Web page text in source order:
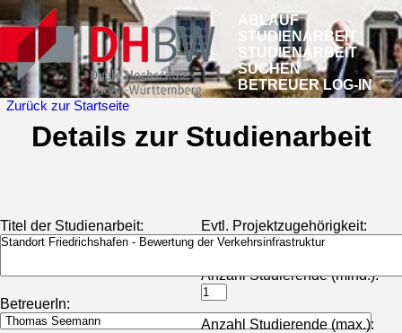
ABLAUF
STUDIENARBEIT
STUDIENARBEIT
SUCHEN
BETREUER LOG-IN
Zurück zur Startseite
Details zur Studienarbeit
Titel der Studienarbeit:
BetreuerIn:
Evtl. Projektzugehörigkeit:
Anzahl Studierende (mind.):
Anzahl Studierende (max.):